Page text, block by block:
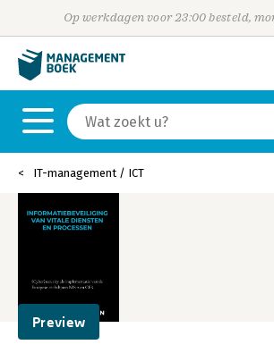
Op werkdagen voor 23:00 besteld,
IT-management / ICT
Preview